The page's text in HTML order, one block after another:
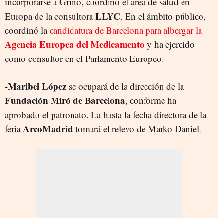
Europa de la consultoraLLYC. En el ámbito público,
coordinó lacandidatura de Barcelona para albergar la
Agencia Europea del Medicamento y ha ejercido
como consultor en el Parlamento Europeo.
-Maribel López se ocupará de la dirección de la
Fundación Miró de Barcelona, conforme ha
aprobado el patronato. La hasta la fecha directora de la
feriaArcoMadrid tomará el relevo de Marko Daniel.